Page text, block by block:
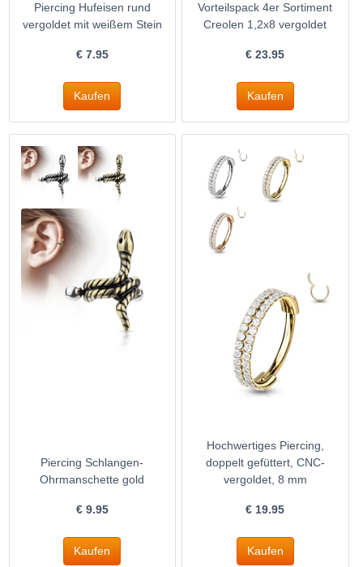
Piercing Hufeisen rund
vergoldet mit weißem Stein
€ 7.95
Vorteilspack 4er Sortiment
Creolen 1,2x8 vergoldet
€23.95
Piercing Schlangen-
Ohrmanschette gold
€ 9.95
Hochwertiges Piercing,
doppelt gefüttert, CNC-
vergoldet, 8 mm
€ 19.95